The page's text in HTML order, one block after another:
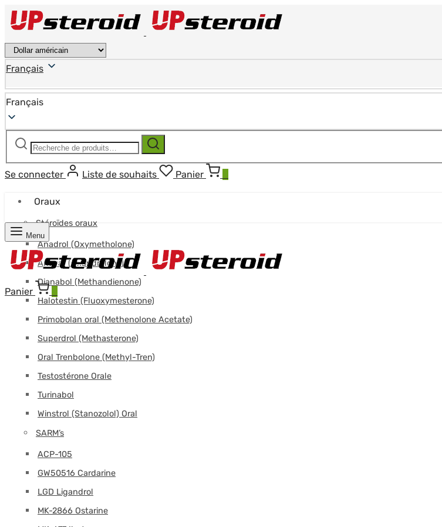
Français
Français
Recherche
Recherche
Se connecter Liste de souhaits Panier
Oraux
Stéroïdes oraux
Anadrol (Oxymetholone)
Anavar (Oxandrolone)
Dianabol (Methandienone)
Halotestin (Fluoxymesterone)
Primobolan oral (Methenolone Acetate)
Superdrol (Methasterone)
Oral Trenbolone (Methyl-Tren)
Testostérone Orale
Turinabol
Winstrol (Stanozolol) Oral
SARM’s
ACP-105
GW50516 Cardarine
LGD Ligandrol
MK-2866 Ostarine
Menu
Panier